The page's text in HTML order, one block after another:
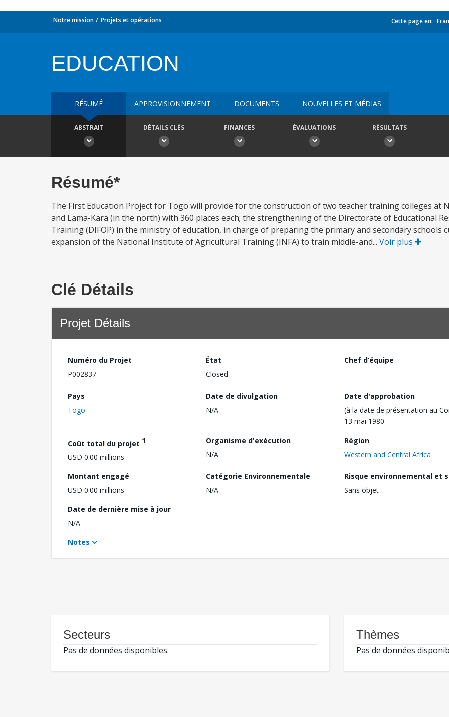
Notre mission Projets et opérations Cette page en:
EDUCATION
RÉSUMÉ APPROVISIONNEMENT DOCUMENTS NOUVELLES ET MÉDIAS
ABSTRAIT DÉTAILS CLÉS FINANCES ÉVALUATIONS RÉSULTATS
Résumé*
The First Education Project for Togo will provide for the construction of two teacher training colleges at
and Lama-Kara (in the north) with 360 places each; the strengthening of the Directorate of Educational
Training (DIFOP) in the ministry of education, in charge of preparing the primary and secondary schools
expansion of the National Institute of Agricultural Training (INFA) to train middle-and... Voir plus
Clé Détails
Projet Détails
Numéro du Projet
P002837
État
Closed
Chef d’équipe
Pays
Togo
Date de divulgation
N/A
Date d'approbation
(à la date de présentation au
13 mai 1980
Coût total du projet 1
USD 0.00 millions
Organisme d'exécution
N/A
Région
Western and Central Africa
Montant engagé
USD 0.00 millions
Catégorie Environnementale
N/A
Risque environnemental et
Sans objet
Date de dernière mise à jour
N/A
Notes
Secteurs
Pas de données disponibles.
Thèmes
Pas de données